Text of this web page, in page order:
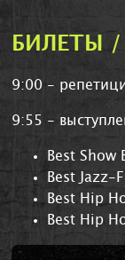
БИЛЕТЫ
9:00 -
9:55 -
Best Show
Best Jazz-
Best Hip
Best Hip